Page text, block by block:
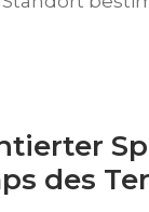
des